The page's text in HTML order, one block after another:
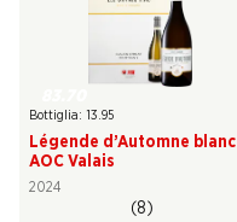
Bottiglia: 13.95
Légende d’Automne blanc
AOC Valais
2024
(8)